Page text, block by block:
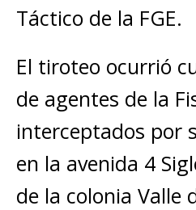
Táctico de la FGE.
El tiroteo ocurrió
de agentes de la
interceptados por
en la avenida 4
de la colonia Valle